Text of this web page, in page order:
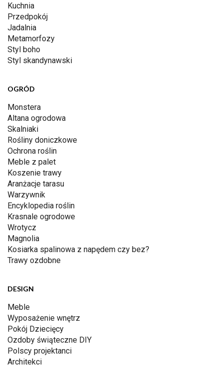
Kuchnia
Przedpokój
Jadalnia
Metamorfozy
Styl boho
Styl skandynawski
OGRÓD
Monstera
Altana ogrodowa
Skalniaki
Rośliny doniczkowe
Ochrona roślin
Meble z palet
Koszenie trawy
Aranżacje tarasu
Warzywnik
Encyklopedia roślin
Krasnale ogrodowe
Wrotycz
Magnolia
Kosiarka spalinowa z napędem czy bez?
Trawy ozdobne
DESIGN
Meble
Wyposażenie wnętrz
Pokój Dziecięcy
Ozdoby świąteczne DIY
Polscy projektanci
Architekci